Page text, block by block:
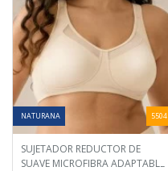
NATURANA 5504
SUJETADOR REDUCTOR DE
SUAVE MICROFIBRA ADAPTABLE